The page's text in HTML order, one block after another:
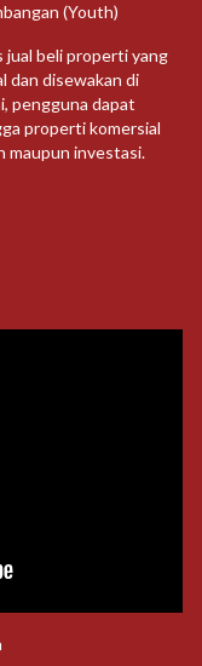
(Youth)
jual beli properti yang
dan disewakan di
pengguna dapat
properti komersial
maupun investasi.